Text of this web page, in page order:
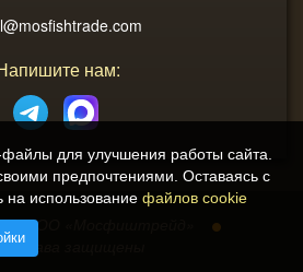
нам:
ООО «Мосфиштрейд»
права защищены
для улучшения работы сайта.
предпочтениями. Оставаясь с
на использование файлов cookie